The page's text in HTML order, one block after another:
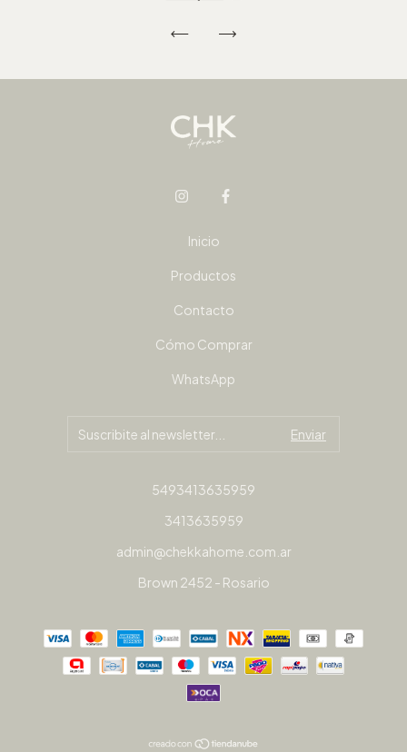
Inicio
Productos
Contacto
Cómo Comprar
WhatsApp
5493413635959
3413635959
admin@chekkahome.com.ar
Brown 2452 - Rosario